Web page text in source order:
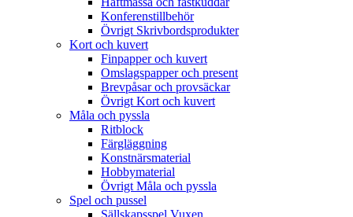
Konferenstillbehör
Övrigt Skrivbordsprodukter
Kort och kuvert
Finpapper och kuvert
Omslagspapper och present
Brevpåsar och provsäckar
Övrigt Kort och kuvert
Måla och pyssla
Ritblock
Färgläggning
Konstnärsmaterial
Hobbymaterial
Övrigt Måla och pyssla
Spel och pussel
Sällskapsspel Vuxen